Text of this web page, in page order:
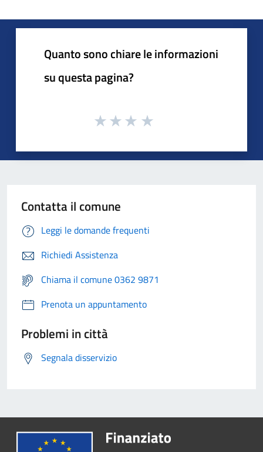
Quanto sono chiare le informazioni
su questa pagina?
Contatta il comune
Leggi le domande frequenti
Richiedi Assistenza
Chiama il comune 0362 9871
Prenota un appuntamento
Problemi in città
Segnala disservizio